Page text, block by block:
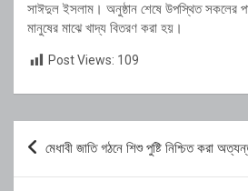
সাঈদুল ইসলাম। অনুষ্ঠান শেষে উপস্থিত সকলের
মানুষের মাঝে খাদ্য বিতরণ করা হয়।
Post Views: 109
Post
মেধাবী জাতি গঠনে শিশু পুষ্টি নিশ্চিত করা